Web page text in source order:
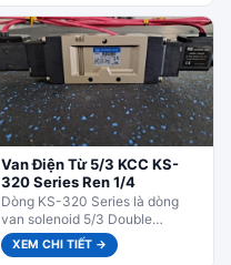
Van Điện Từ 5/3 KCC KS-
320 Series Ren 1/4
Dòng KS-320 Series là dòng
van solenoid 5/3 Double
Solenoid (2 coil) rất phổ biến.
Van có vị trí trung...
XEM CHI TIẾT →